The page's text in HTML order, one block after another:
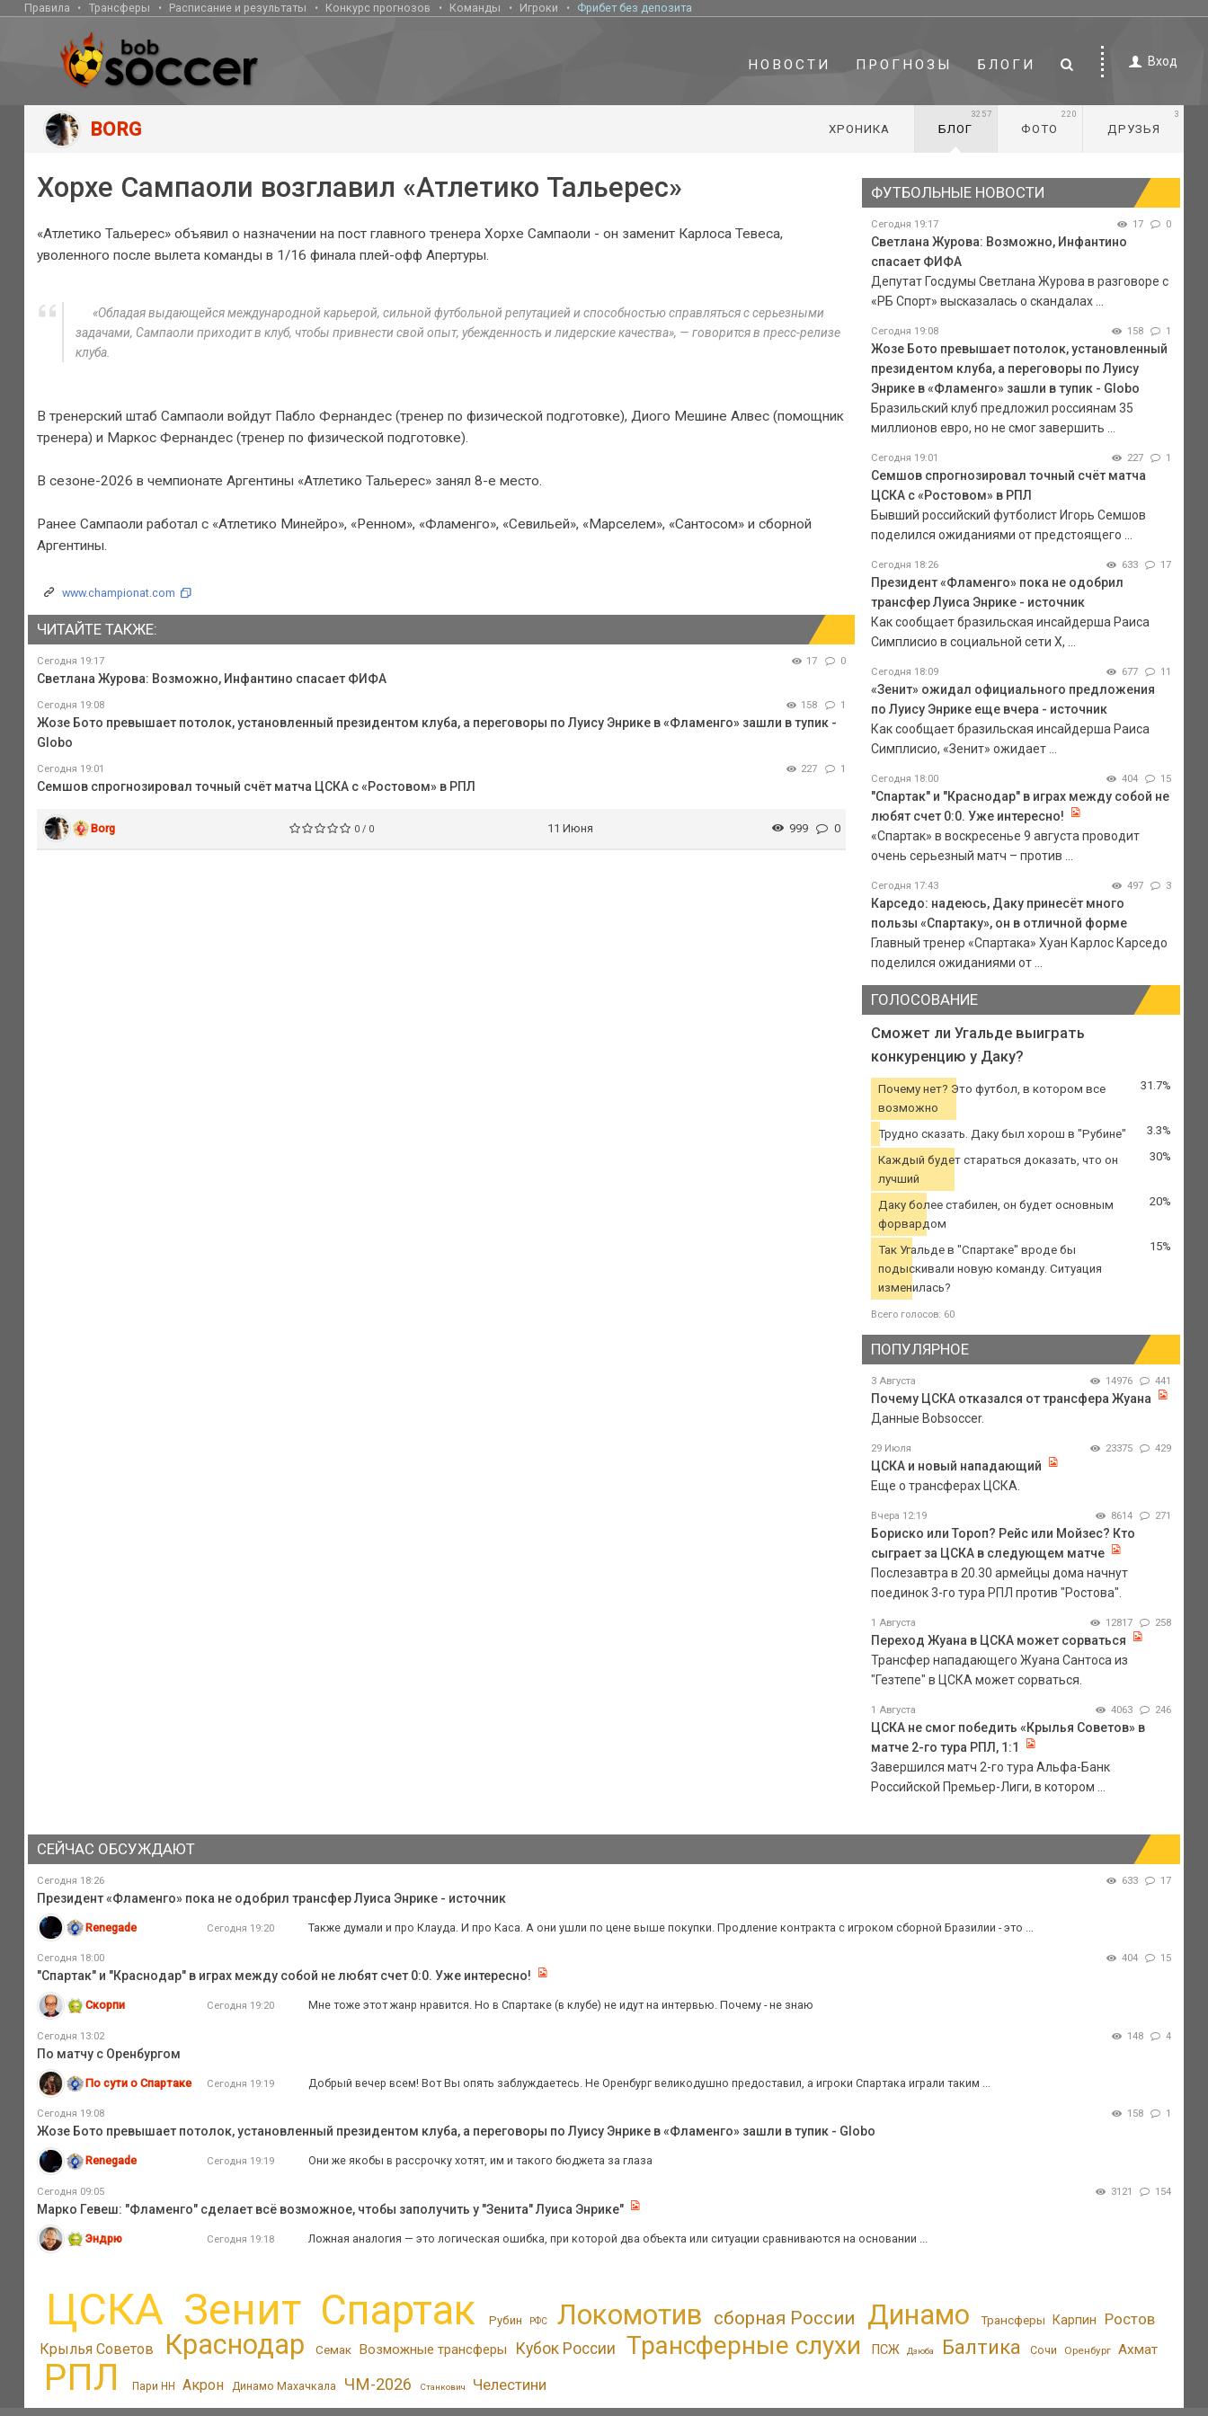
Правила Трансферы Расписание и результаты Конкурс прогнозов Команды Игроки Фрибет без депозита
НОВОСТИ ПРОГНОЗЫ БЛОГИ Вход
BORG ХРОНИКА БЛОГ
3257
ФОТО
220
ДРУЗЬЯ
3
Хорхе Сампаоли возглавил «Атлетико Тальерес»
«Атлетико Тальерес» объявил о назначении на пост главного тренера Хорхе Сампаоли - он заменит Карлоса Тевеса,
уволенного после вылета команды в 1/16 финала плей-офф Апертуры.
«Обладая выдающейся международной карьерой, сильной футбольной репутацией и способностью справляться с серьезными
задачами, Сампаоли приходит в клуб, чтобы привнести свой опыт, убежденность и лидерские качества», — говорится в пресс-релизе
клуба.
В тренерский штаб Сампаоли войдут Пабло Фернандес (тренер по физической подготовке), Диого Мешине Алвес (помощник
тренера) и Маркос Фернандес (тренер по физической подготовке).
В сезоне-2026 в чемпионате Аргентины «Атлетико Тальерес» занял 8-е место.
Ранее Сампаоли работал с «Атлетико Минейро», «Ренном», «Фламенго», «Севильей», «Марселем», «Сантосом» и сборной
Аргентины.
www.championat.com
ЧИТАЙТЕ ТАКЖЕ:
Сегодня 19:17 17 0
Светлана Журова: Возможно, Инфантино спасает ФИФА
Сегодня 19:08 158 1
Жозе Бото превышает потолок, установленный президентом клуба, а переговоры по Луису Энрике в «Фламенго» зашли в тупик -
Globo
Сегодня 19:01 227 1
Семшов спрогнозировал точный счёт матча ЦСКА с «Ростовом» в РПЛ
Borg 0 / 0 11 Июня 999 0
ФУТБОЛЬНЫЕ НОВОСТИ
Сегодня 19:17 17 0
Светлана Журова: Возможно, Инфантино
спасает ФИФА
Депутат Госдумы Светлана Журова в разговоре с
«РБ Спорт» высказалась о скандалах ...
Сегодня 19:08 158 1
Жозе Бото превышает потолок, установленный
президентом клуба, а переговоры по Луису
Энрике в «Фламенго» зашли в тупик - Globo
Бразильский клуб предложил россиянам 35
миллионов евро, но не смог завершить ...
Сегодня 19:01 227 1
Семшов спрогнозировал точный счёт матча
ЦСКА с «Ростовом» в РПЛ
Бывший российский футболист Игорь Семшов
поделился ожиданиями от предстоящего ...
Сегодня 18:26 633 17
Президент «Фламенго» пока не одобрил
трансфер Луиса Энрике - источник
Как сообщает бразильская инсайдерша Раиса
Симплисио в социальной сети Х, ...
Сегодня 18:09 677 11
«Зенит» ожидал официального предложения
по Луису Энрике еще вчера - источник
Как сообщает бразильская инсайдерша Раиса
Симплисио, «Зенит» ожидает ...
Сегодня 18:00 404 15
"Спартак" и "Краснодар" в играх между собой не
любят счет 0:0. Уже интересно!
«Спартак» в воскресенье 9 августа проводит
очень серьезный матч – против ...
Сегодня 17:43 497 3
Карседо: надеюсь, Даку принесёт много
пользы «Спартаку», он в отличной форме
Главный тренер «Спартака» Хуан Карлос Карседо
поделился ожиданиями от ...
ГОЛОСОВАНИЕ
Сможет ли Угальде выиграть
конкуренцию у Даку?
Почему нет? Это футбол, в котором все
возможно
31.7%
Трудно сказать. Даку был хорош в "Рубине" 3.3%
Каждый будет стараться доказать, что он
лучший
30%
Даку более стабилен, он будет основным
форвардом
20%
Так Угальде в "Спартаке" вроде бы
подыскивали новую команду. Ситуация
изменилась?
15%
Всего голосов: 60
ПОПУЛЯРНОЕ
3 Августа 14976 441
Почему ЦСКА отказался от трансфера Жуана
Данные Bobsoccer.
29 Июля 23375 429
ЦСКА и новый нападающий
Еще о трансферах ЦСКА.
Вчера 12:19 8614 271
Бориско или Тороп? Рейс или Мойзес? Кто
сыграет за ЦСКА в следующем матче
Послезавтра в 20.30 армейцы дома начнут
поединок 3-го тура РПЛ против "Ростова".
1 Августа 12817 258
Переход Жуана в ЦСКА может сорваться
Трансфер нападающего Жуана Сантоса из
"Гезтепе" в ЦСКА может сорваться.
1 Августа 4063 246
ЦСКА не смог победить «Крылья Советов» в
матче 2-го тура РПЛ, 1:1
Завершился матч 2-го тура Альфа-Банк
Российской Премьер-Лиги, в котором ...
СЕЙЧАС ОБСУЖДАЮТ
Сегодня 18:26 633 17
Президент «Фламенго» пока не одобрил трансфер Луиса Энрике - источник
Renegade Сегодня 19:20 Также думали и про Клауда. И про Каса. А они ушли по цене выше покупки. Продление контракта с игроком сборной Бразилии - это ...
Сегодня 18:00 404 15
"Спартак" и "Краснодар" в играх между собой не любят счет 0:0. Уже интересно!
Скорпи Сегодня 19:20 Мне тоже этот жанр нравится. Но в Спартаке (в клубе) не идут на интервью. Почему - не знаю
Сегодня 13:02 148 4
По матчу с Оренбургом
По сути о Спартаке Сегодня 19:19 Добрый вечер всем! Вот Вы опять заблуждаетесь. Не Оренбург великодушно предоставил, а игроки Спартака играли таким ...
Сегодня 19:08 158 1
Жозе Бото превышает потолок, установленный президентом клуба, а переговоры по Луису Энрике в «Фламенго» зашли в тупик - Globo
Renegade Сегодня 19:19 Они же якобы в рассрочку хотят, им и такого бюджета за глаза
Сегодня 09:05 3121 154
Марко Гевеш: "Фламенго" сделает всё возможное, чтобы заполучить у "Зенита" Луиса Энрике"
Эндрю Сегодня 19:18 Ложная аналогия — это логическая ошибка, при которой два объекта или ситуации сравниваются на основании ...
ЦСКА Зенит Спартак Рубин РФС Локомотив сборная России Динамо Трансферы Карпин Ростов
Крылья Советов Краснодар Семак Возможные трансферы Кубок России Трансферные слухи ПСЖ Дзюба Балтика Сочи Оренбург Ахмат
РПЛ Пари НН Акрон Динамо Махачкала ЧМ-2026 Станкович Челестини